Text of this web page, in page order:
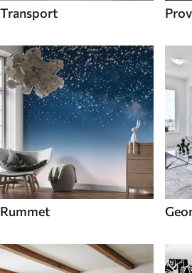
Transport
Rummet